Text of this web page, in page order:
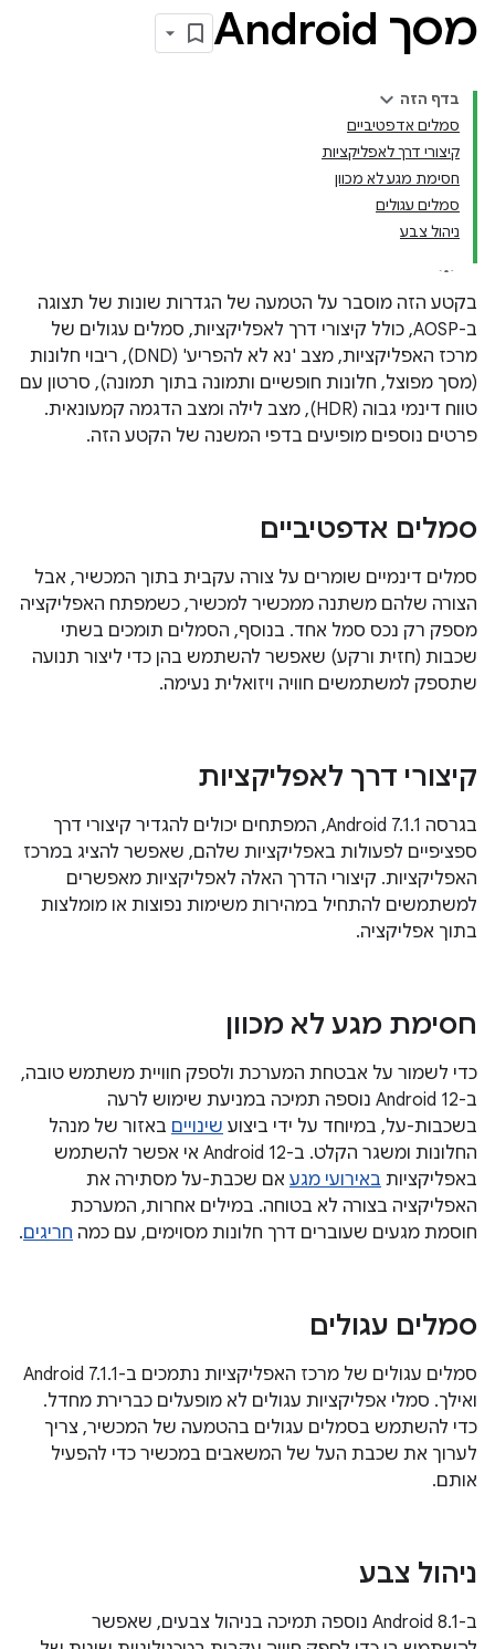
מסך Android
בדף הזה
סמלים אדפטיביים
קיצורי דרך לאפליקציות
חסימת מגע לא מכוון
סמלים עגולים
ניהול צבע
בקטע הזה מוסבר על הטמעה של הגדרות שונות של תצוגה
ב-AOSP, כולל קיצורי דרך לאפליקציות, סמלים עגולים של
מרכז האפליקציות, מצב 'נא לא להפריע' (DND), ריבוי חלונות
(מסך מפוצל, חלונות חופשיים ותמונה בתוך תמונה), סרטון עם
טווח דינמי גבוה (HDR), מצב לילה ומצב הדגמה קמעונאית.
פרטים נוספים מופיעים בדפי המשנה של הקטע הזה.
סמלים אדפטיביים
סמלים דינמיים שומרים על צורה עקבית בתוך המכשיר, אבל
הצורה שלהם משתנה ממכשיר למכשיר, כשמפתח האפליקציה
מספק רק נכס סמל אחד. בנוסף, הסמלים תומכים בשתי
שכבות (חזית ורקע) שאפשר להשתמש בהן כדי ליצור תנועה
שתספק למשתמשים חוויה ויזואלית נעימה.
קיצורי דרך לאפליקציות
בגרסה Android 7.1.1, המפתחים יכולים להגדיר קיצורי דרך
ספציפיים לפעולות באפליקציות שלהם, שאפשר להציג במרכז
האפליקציות. קיצורי הדרך האלה לאפליקציות מאפשרים
למשתמשים להתחיל במהירות משימות נפוצות או מומלצות
בתוך אפליקציה.
חסימת מגע לא מכוון
כדי לשמור על אבטחת המערכת ולספק חוויית משתמש טובה,
ב-Android 12 נוספה תמיכה במניעת שימוש לרעה
בשכבות-על, במיוחד על ידי ביצוע שינויים באזור של מנהל
החלונות ומשגר הקלט. ב-Android 12 אי אפשר להשתמש
באפליקציות באירועי מגע אם שכבת-על מסתירה את
האפליקציה בצורה לא בטוחה. במילים אחרות, המערכת
חוסמת מגעים שעוברים דרך חלונות מסוימים, עם כמה חריגים.
סמלים עגולים
סמלים עגולים של מרכז האפליקציות נתמכים ב-Android 7.1.1
ואילך. סמלי אפליקציות עגולים לא מופעלים כברירת מחדל.
כדי להשתמש בסמלים עגולים בהטמעה של המכשיר, צריך
לערוך את שכבת העל של המשאבים במכשיר כדי להפעיל
אותם.
ניהול צבע
ב-Android 8.1 נוספה תמיכה בניהול צבעים, שאפשר